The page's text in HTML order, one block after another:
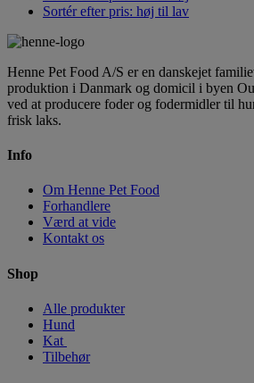
Sortér efter pris: høj til lav
Henne Pet Food A/S er en danskejet
produktion i Danmark og domicil i byen
ved at producere foder og fodermidler til
frisk laks.
Info
Om Henne Pet Food
Forhandlere
Værd at vide
Kontakt os
Shop
Alle produkter
Hund
Kat
Tilbehør